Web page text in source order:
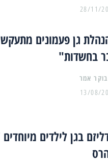
28/11/
גן פעמונים
בחשדות"
13/08/
בגן לילדים